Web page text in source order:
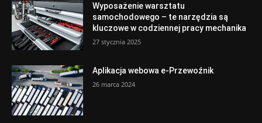
Wyposażenie warsztatu
samochodowego – te narzędzia są
kluczowe w codziennej pracy mechanika
27 stycznia 2025
Aplikacja webowa e-Przewoźnik
26 marca 2024